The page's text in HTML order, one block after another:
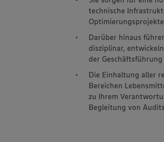
technische
Darüber hinaus
disziplinar,
der
Die Einhaltung aller
Bereichen
zu Ihrem
Begleitung von